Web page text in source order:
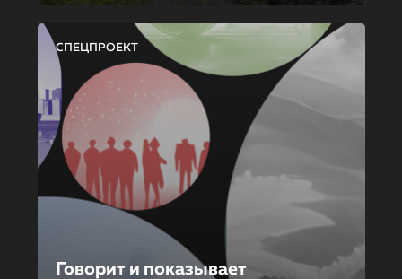
СПЕЦПРОЕКТ
Говорит и показывает